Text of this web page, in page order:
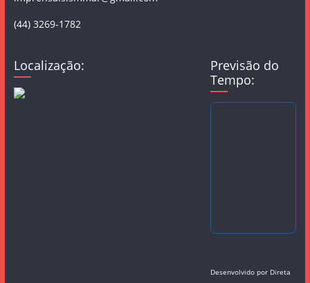
(44) 3269-1782
Localização:
Previsão do
Tempo:
Desenvolvido por Direta